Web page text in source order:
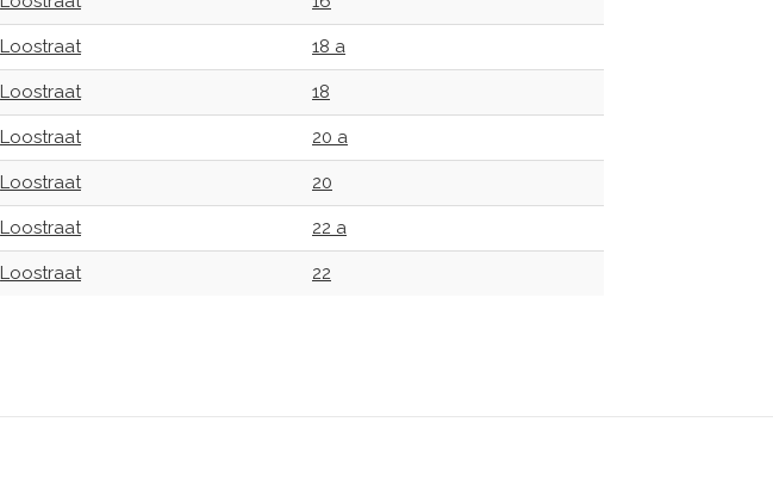
Loostraat 18 a
Loostraat 18
Loostraat 20 a
Loostraat 20
Loostraat 22 a
Loostraat 22